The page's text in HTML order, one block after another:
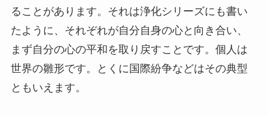
ることがあります。それは浄化シリーズにも書い
たように、それぞれが自分自身の心と向き合い、
まず自分の心の平和を取り戻すことです。個人は
世界の雛形です。とくに国際紛争などはその典型
ともいえます。